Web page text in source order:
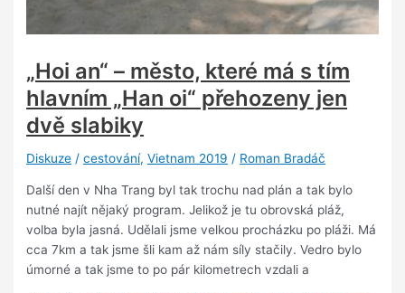
„Hoi an“ – město, které má s tím
hlavním „Han oi“ přehozeny jen
dvě slabiky
Diskuze /cestování,Vietnam 2019 / Roman Bradáč
Další den v Nha Trang byl tak trochu nad plán a tak bylo
nutné najít nějaký program. Jelikož je tu obrovská pláž,
volba byla jasná. Udělali jsme velkou procházku po pláži. Má
cca 7km a tak jsme šli kam až nám síly stačily. Vedro bylo
úmorné a tak jsme to po pár kilometrech vzdali a